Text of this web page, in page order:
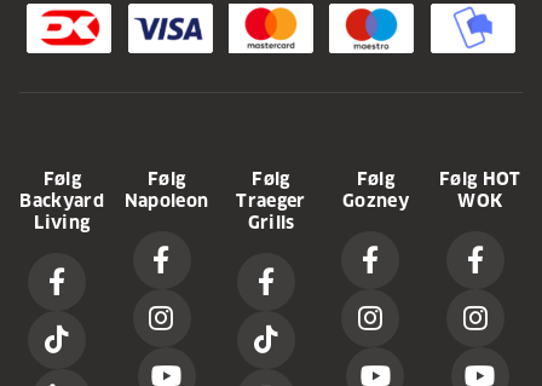
Følg
Backyard
Living
Følg
Napoleon
Følg
Traeger
Grills
Følg
Gozney
Følg HOT
WOK